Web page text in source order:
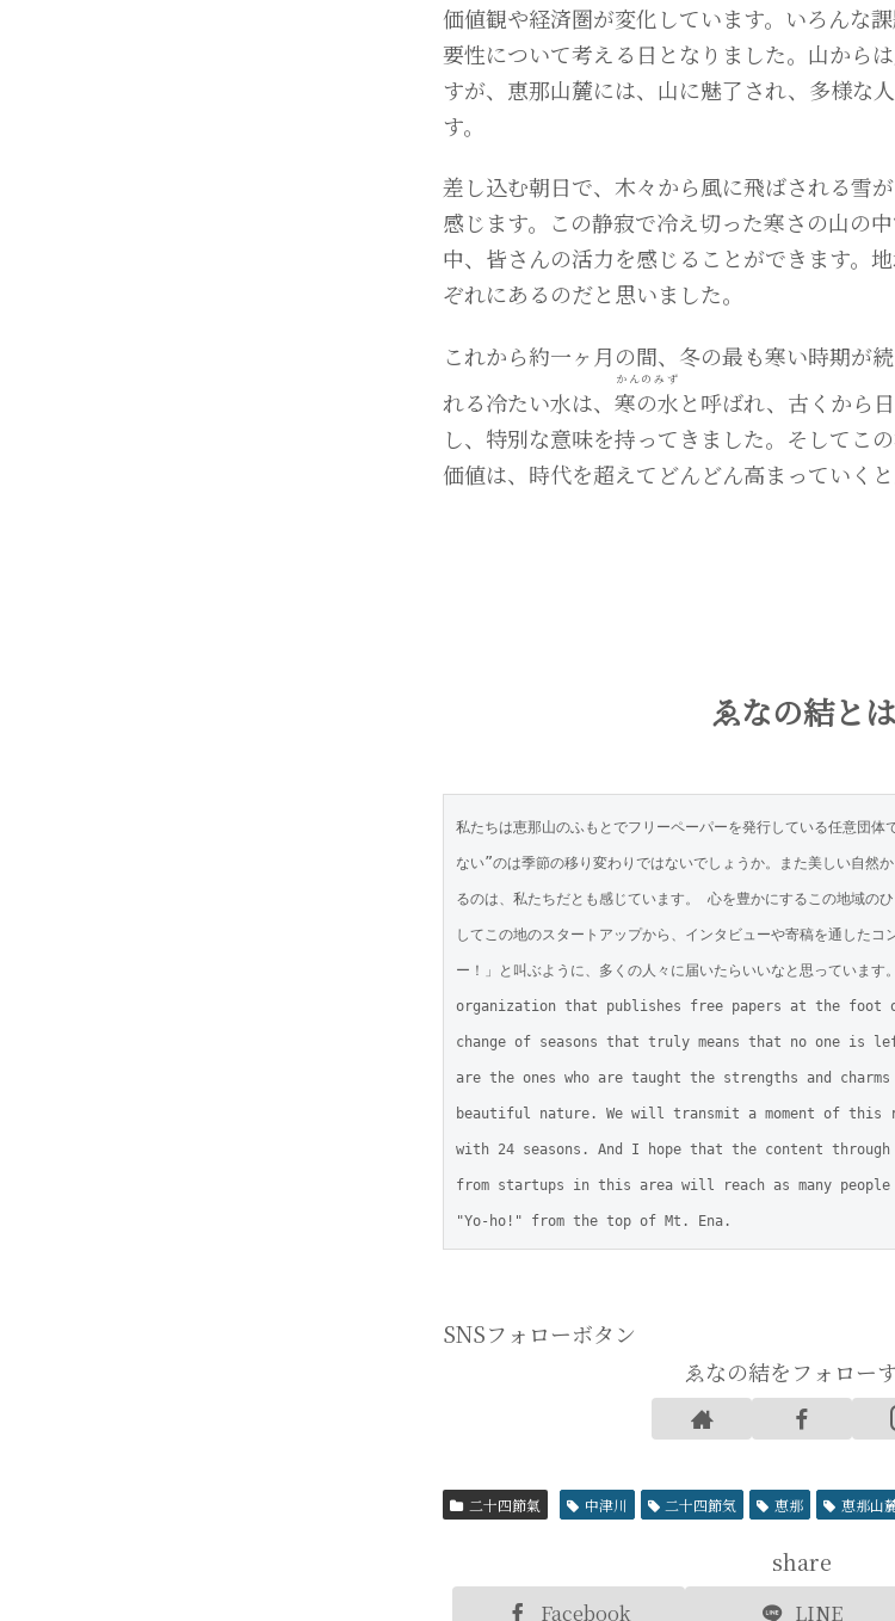
価値観や経済圏が変化しています。いろんな
要性について考える日となりました。山から
すが、恵那山麓には、山に魅了され、多様な
す。
差し込む朝日で、木々から風に飛ばされる雪
感じます。この静寂で冷え切った寒さの山の
中、皆さんの活力を感じることができます。
ぞれにあるのだと思いました。
これから約一ヶ月の間、冬の最も寒い時期が
れる冷たい水は、 寒の水
かんのみず
と呼ばれ、古くから
し、特別な意味を持ってきました。そしてこ
価値は、時代を超えてどんどん高まっていくと
ゑなの結とは
私たちは恵那山のふもとでフリーペーパーを発行している任意団体
ない”のは季節の移り変わりではないでしょうか。また美しい自然
るのは、私たちだとも感じています。 心を豊かにするこの地域の
してこの地のスタートアップから、インタビューや寄稿を通したコ
ー！」と叫ぶように、多くの人々に届いたらいいなと思ってい
organization that publishes free papers at the
change of seasons that truly means that no one is
are the ones who are taught the strengths and
beautiful nature. We will transmit a moment of this
with 24 seasons. And I hope that the content
from startups in this area will reach as many
"Yo-ho!" from the top of Mt. Ena.
SNSフォローボタン
ゑなの結をフォロー
二十四節氣 中津川 二十四節気 恵那 恵那山
share
Facebook LINE